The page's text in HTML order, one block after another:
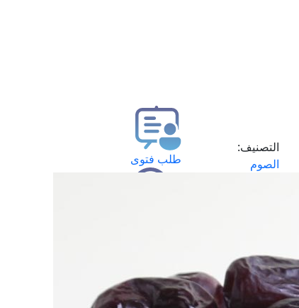
التصنيف:
الصوم
طلب فتوى
حجز موعد